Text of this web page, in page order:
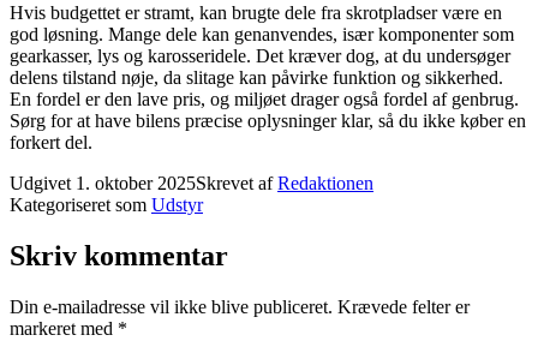
Hvis budgettet er stramt, kan brugte dele fra skrotpladser være en
god løsning. Mange dele kan genanvendes, især komponenter som
gearkasser, lys og karosseridele. Det kræver dog, at du undersøger
delens tilstand nøje, da slitage kan påvirke funktion og sikkerhed.
En fordel er den lave pris, og miljøet drager også fordel af genbrug.
Sørg for at have bilens præcise oplysninger klar, så du ikke køber en
forkert del.
Udgivet 1. oktober 2025Skrevet afRedaktionen
Kategoriseret som Udstyr
Skriv kommentar
Din e-mailadresse vil ikke blive publiceret. Krævede felter er
markeret med *